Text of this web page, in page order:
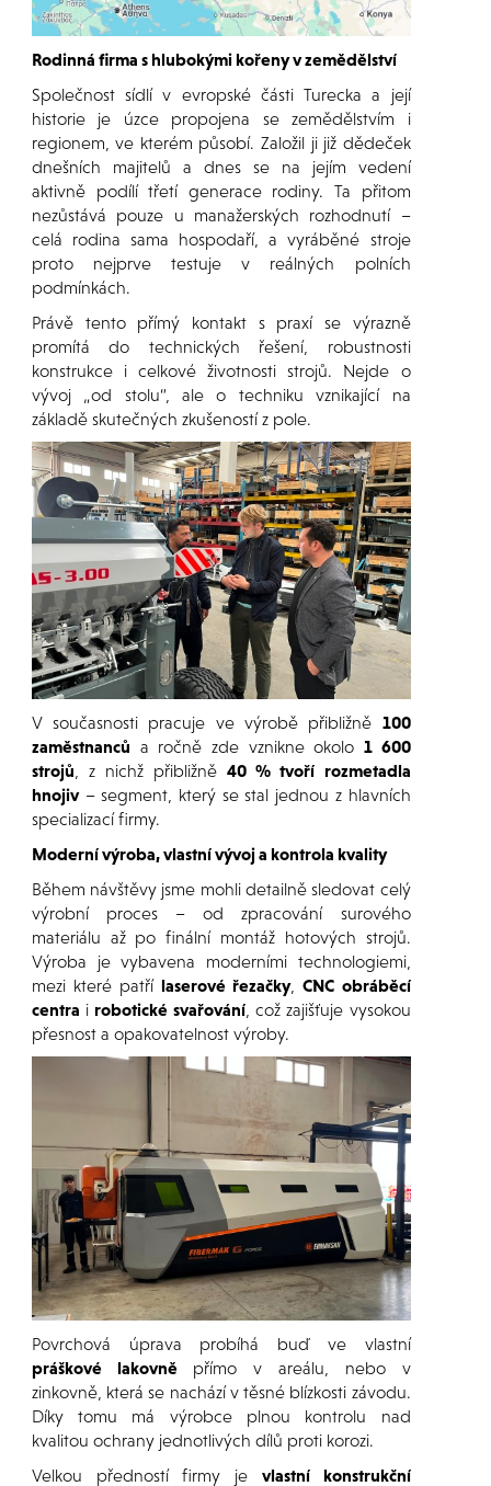
Rodinná firma s hlubokými kořeny v zemědělství
Společnost sídlí v evropské části Turecka a její
historie je úzce propojena se zemědělstvím i
regionem, ve kterém působí. Založil ji již dědeček
dnešních majitelů a dnes se na jejím vedení
aktivně podílí třetí generace rodiny. Ta přitom
nezůstává pouze u manažerských rozhodnutí –
celá rodina sama hospodaří, a vyráběné stroje
proto nejprve testuje v reálných polních
podmínkách.
Právě tento přímý kontakt s praxí se výrazně
promítá do technických řešení, robustnosti
konstrukce i celkové životnosti strojů. Nejde o
vývoj „od stolu“, ale o techniku vznikající na
základě skutečných zkušeností z pole.
V současnosti pracuje ve výrobě přibližně 100
zaměstnanců a ročně zde vznikne okolo 1 600
strojů , z nichž přibližně40 % tvoří rozmetadla
hnojiv– segment, který se stal jednou z hlavních
specializací firmy.
Moderní výroba, vlastní vývoj a kontrola kvality
Během návštěvy jsme mohli detailně sledovat celý
výrobní proces – od zpracování surového
materiálu až po finální montáž hotových strojů.
Výroba je vybavena moderními technologiemi,
mezi které patří laserové řezačky,CNC obráběcí
centra i robotické svařování, což zajišťuje vysokou
přesnost a opakovatelnost výroby.
Povrchová úprava probíhá buď ve vlastní
práškové lakovněpřímo v areálu, nebo v
zinkovně, která se nachází v těsné blízkosti závodu.
Díky tomu má výrobce plnou kontrolu nad
kvalitou ochrany jednotlivých dílů proti korozi.
Velkou předností firmy je vlastní konstrukční